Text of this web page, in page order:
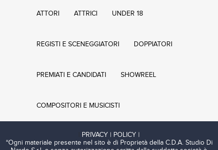
ATTORI ATTRICI UNDER 18
REGISTI E SCENEGGIATORI DOPPIATORI
PREMIATI E CANDIDATI SHOWREEL
COMPOSITORI E MUSICISTI
PRIVACY | POLICY |
“Ogni materiale presente nel sito è di Proprietà della C.D.A. Studio Di